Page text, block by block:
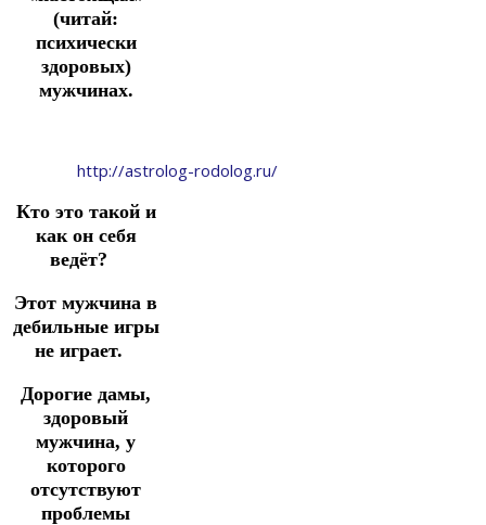
(читай:
психически
здоровых)
мужчинах.
http://astrolog-rodolog.ru/
Кто это такой и
как он себя
ведёт?⠀
Этот мужчина в
дебильные игры
не играет.⠀
Дорогие дамы,
здоровый
мужчина, у
которого
отсутствуют
проблемы